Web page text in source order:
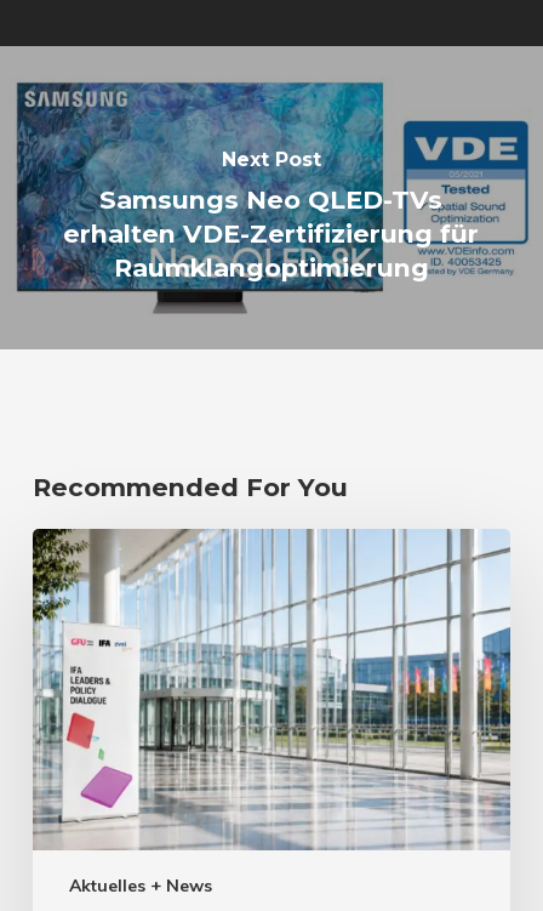
Next Post
Samsungs Neo QLED-TVs
erhalten VDE-Zertifizierung für
Raumklangoptimierung
Recommended For You
Aktuelles + News